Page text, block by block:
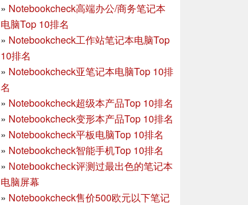
» Notebookcheck高端办公/商务笔记本
电脑Top 10排名
» Notebookcheck工作站笔记本电脑Top
10排名
» Notebookcheck亚笔记本电脑Top 10排
名
» Notebookcheck超级本产品Top 10排名
» Notebookcheck变形本产品Top 10排名
» Notebookcheck平板电脑Top 10排名
» Notebookcheck智能手机Top 10排名
» Notebookcheck评测过最出色的笔记本
电脑屏幕
» Notebookcheck售价500欧元以下笔记